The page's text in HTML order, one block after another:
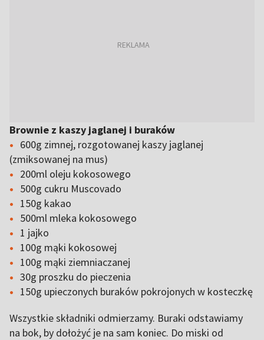
Brownie z kaszy jaglanej i buraków
600g zimnej, rozgotowanej kaszy jaglanej
(zmiksowanej na mus)
200ml oleju kokosowego
500g cukru Muscovado
150g kakao
500ml mleka kokosowego
1 jajko
100g mąki kokosowej
100g mąki ziemniaczanej
30g proszku do pieczenia
150g upieczonych buraków pokrojonych w kosteczkę
Wszystkie składniki odmierzamy. Buraki odstawiamy
na bok, by dołożyć je na sam koniec. Do miski od